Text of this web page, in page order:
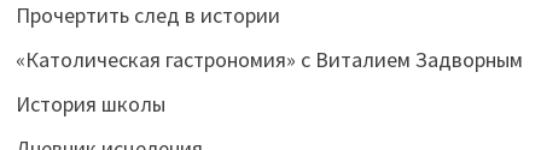
Прочертить след в истории
«Католическая гастрономия» с Виталием Задворным
История школы